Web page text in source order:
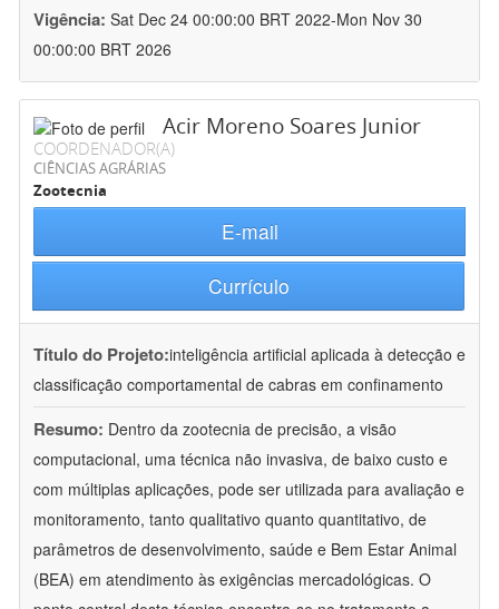
Vigência: Sat Dec 24 00:00:00 BRT 2022-Mon Nov 30
00:00:00 BRT 2026
Acir Moreno Soares Junior
COORDENADOR(A)
CIÊNCIAS AGRÁRIAS
Zootecnia
E-mail
Currículo
Título do Projeto:inteligência artificial aplicada à detecção e
classificação comportamental de cabras em confinamento
Resumo: Dentro da zootecnia de precisão, a visão
computacional, uma técnica não invasiva, de baixo custo e
com múltiplas aplicações, pode ser utilizada para avaliação e
monitoramento, tanto qualitativo quanto quantitativo, de
parâmetros de desenvolvimento, saúde e Bem Estar Animal
(BEA) em atendimento às exigências mercadológicas. O